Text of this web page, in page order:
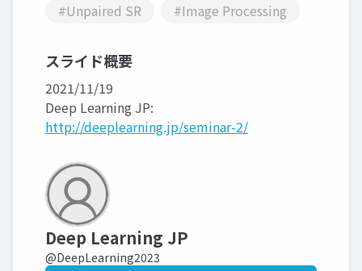
#Unpaired SR
#Image Processing
スライド概要
2021/11/19
Deep Learning JP:
http://deeplearning.jp/seminar-2/
Deep Learning JP
@DeepLearning2023